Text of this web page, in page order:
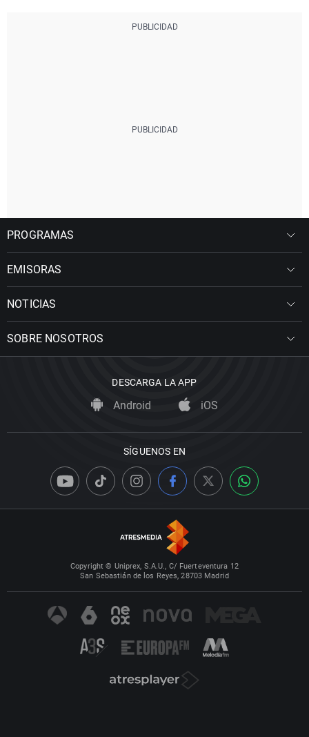
PROGRAMAS
EMISORAS
NOTICIAS
SOBRE NOSOTROS
DESCARGA LA APP
Android iOS
SÍGUENOS EN
Copyright © Uniprex, S.A.U., C/ Fuerteventura 12
San Sebastián de los Reyes, 28703 Madrid